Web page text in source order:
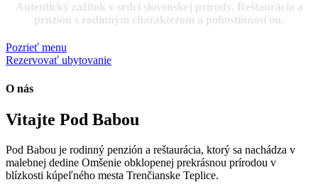
Autentický zážitok v srdci slovenskej prírody. Reštaurácia a
penzión s rodinným charakterom a pohostinnosťou.
Pozrieť menu
Rezervovať ubytovanie
O nás
Vitajte Pod Babou
Pod Babou je rodinný penzión a reštaurácia, ktorý sa nachádza v
malebnej dedine Omšenie obklopenej prekrásnou prírodou v
blízkosti kúpeľného mesta Trenčianske Teplice.